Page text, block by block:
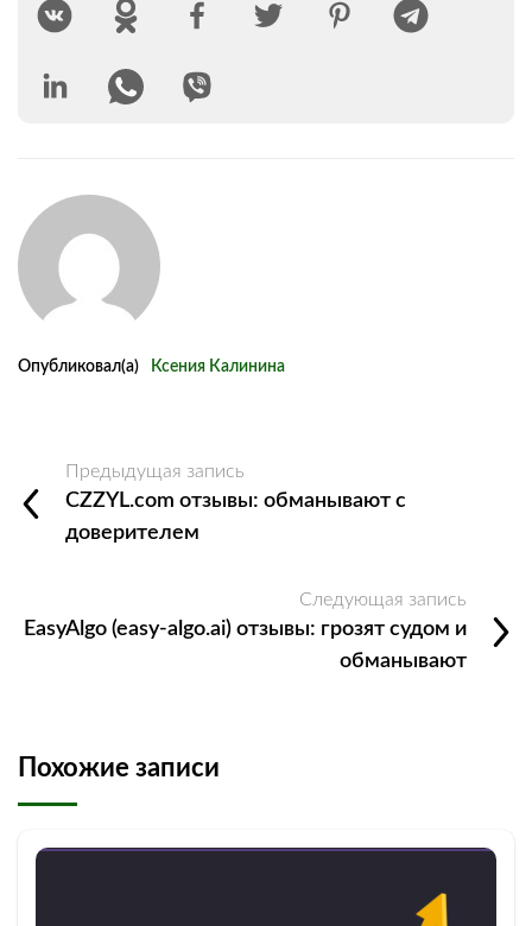
Опубликовал(а) Ксения Калинина
Предыдущая запись
CZZYL.com отзывы: обманывают с
доверителем
Следующая запись
EasyAlgo (easy-algo.ai) отзывы: грозят судом и
обманывают
Похожие записи